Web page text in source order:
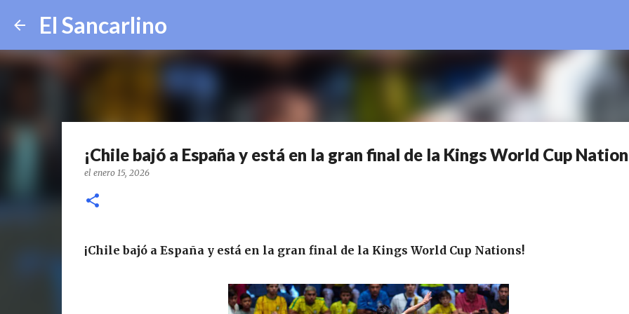
El Sancarlino
¡Chile bajó a España y está en la gran final de la Kings World Cup
el enero 15, 2026
¡Chile bajó a España y está en la gran final de la Kings World Cup Nations!